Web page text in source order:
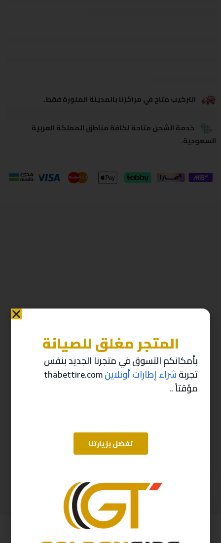
التركيب متاح في مراكزنا بالمدينة المنورة فقط.
خدمة الشحن متاحة لكافة مناطق المملكة العربية
السعودية.
منتجات ذات صله
( شامل الضريبة )
-10%
307ر.س 276
المتجر مغلق للصيانة
بأمكانكم التسوق في متجرنا الجديد بنفس
تجربةشراء إطارات أونلاينthabettire.com
مؤقتاً ..
تفضل بزيارتنا